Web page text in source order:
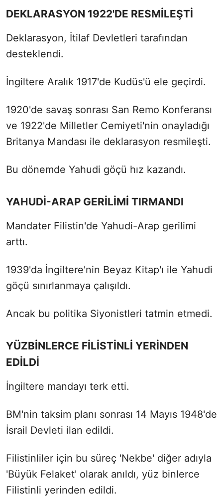
DEKLARASYON 1922'DE RESMİLEŞTİ
Deklarasyon, İtilaf Devletleri tarafından
desteklendi.
İngiltere Aralık 1917'de Kudüs'ü ele geçirdi.
1920'de savaş sonrası San Remo Konferansı
ve 1922'de Milletler Cemiyeti'nin onayladığı
Britanya Mandası ile deklarasyon resmileşti.
Bu dönemde Yahudi göçü hız kazandı.
YAHUDİ-ARAP GERİLİMİ TIRMANDI
Mandater Filistin'de Yahudi-Arap gerilimi
arttı.
1939'da İngiltere'nin Beyaz Kitap'ı ile Yahudi
göçü sınırlanmaya çalışıldı.
Ancak bu politika Siyonistleri tatmin etmedi.
YÜZBİNLERCE FİLİSTİNLİ YERİNDEN
EDİLDİ
İngiltere mandayı terk etti.
BM'nin taksim planı sonrası 14 Mayıs 1948'de
İsrail Devleti ilan edildi.
Filistinliler için bu süreç 'Nekbe' diğer adıyla
'Büyük Felaket' olarak anıldı, yüz binlerce
Filistinli yerinden edildi.